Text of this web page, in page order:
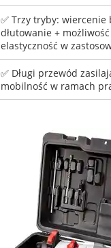
✅ Trzy tryby:
dłutowanie +
elastyczność w
✅ Długi przewód
mobilność w ramach